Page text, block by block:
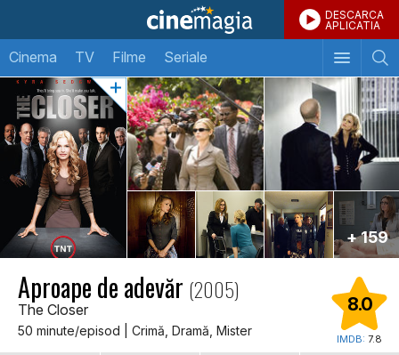
DESCARCA
APLICATIA
Cinema TV Filme Seriale
+ 159
Aproape de adevăr (2005)
The Closer
50 minute/episod | Crimă, Dramă, Mister
8.0
IMDB: 7.8